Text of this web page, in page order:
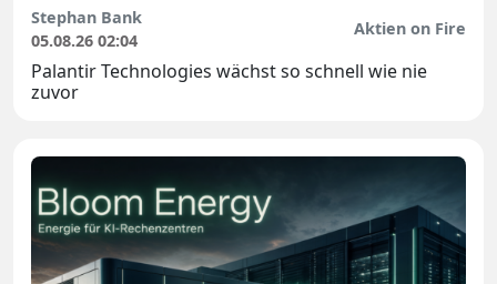
Stephan Bank
05.08.26 02:04
Aktien on Fire
Palantir Technologies wächst so schnell wie nie
zuvor